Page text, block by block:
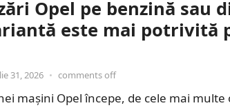
Opel pe benzină sau
este mai potrivită
31, 2026 • comments off
mașini Opel începe, de cele mai multe